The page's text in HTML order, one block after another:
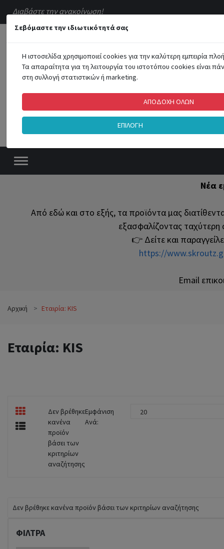
Διαβάστε την ανακοίνωση!
ΟΛΕΣ ΟΙ ΚΑΤΗΓΟΡΙΕΣ
Νέα
Από εδώ και στο εξής, τα προϊόντα μας
εξασφαλίζοντας
👉 Δείτε και
https://
Email
Αρχική Εταιρία: KIS
Εταιρία: KIS
Δεν βρέθηκε
κανένα
προϊόν
βάσει των
κριτηρίων
αναζήτησης
Εμφάνιση
Ανά:
20
Δεν βρέθηκε κανένα προϊόν βάσει των κριτηρίων αναζήτησης
ΦΊΛΤΡΑ
Σεβόμαστε την ιδιωτικότητά σας
Η ιστοσελίδα χρησιμοποιεί cookies για την καλύτερη εμπειρία
Τα απαραίτητα για τη λειτουργία του ιστοτόπου cookies είναι
στη συλλογή στατιστικών ή marketing.
ΑΠΟΔΟΧΗ ΟΛΩΝ
ΕΠΙΛΟΓΗ